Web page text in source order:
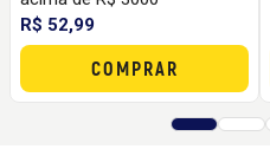
R$ 52,99
COMPRAR